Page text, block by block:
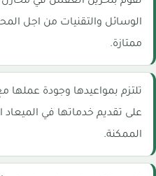
الوسائل والتقنيات من اجل
ممتازة.
تلتزم بمواعيدها وجودة
على تقديم خدماتها في
الممكنة.